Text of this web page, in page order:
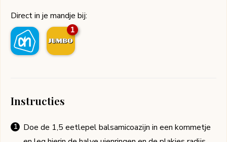
Direct in je mandje bij:
1
Instructies
Doe de 1,5 eetlepel balsamicoazijn in een kommetje